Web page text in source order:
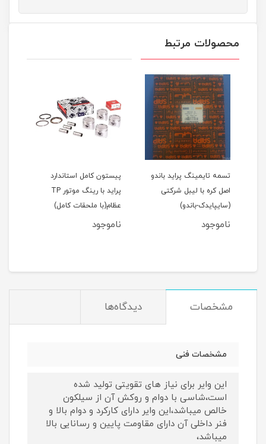
محصولات مرتبط
تسمه تایمینگ پراید باندو
اصل کره با لیبل شرکتی
(سایپایدک-باندو)
ناموجود
پیستون کامل استاندارد
پراید با رینگ موتور TP
عظام(با ملحقات کامل)
ناموجود
مشخصات دیدگاه‌ها
مشخصات فنی
این وایر برای نیاز های تقویتی تولید شده
است،شاسی با دوام و روکش آن از سیلکون
خالص میباشد،این وایر دارای کارکرد و دوام بالا و
فنر داخلی آن دارای مقاومت پایین و رسانایی بالا
میباشد،